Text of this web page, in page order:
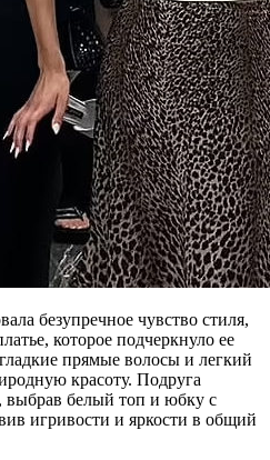
безупречное чувство стиля,
которое подчеркнуло ее
прямые волосы и легкий
красоту. Подруга
белый топ и юбку с
игривости и яркости в общий